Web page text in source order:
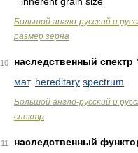
Большой англо-русский и
размер зерна
10
наследственный спектр
мат. hereditary spectrum
Большой англо-русский и
спектр
11
наследственный